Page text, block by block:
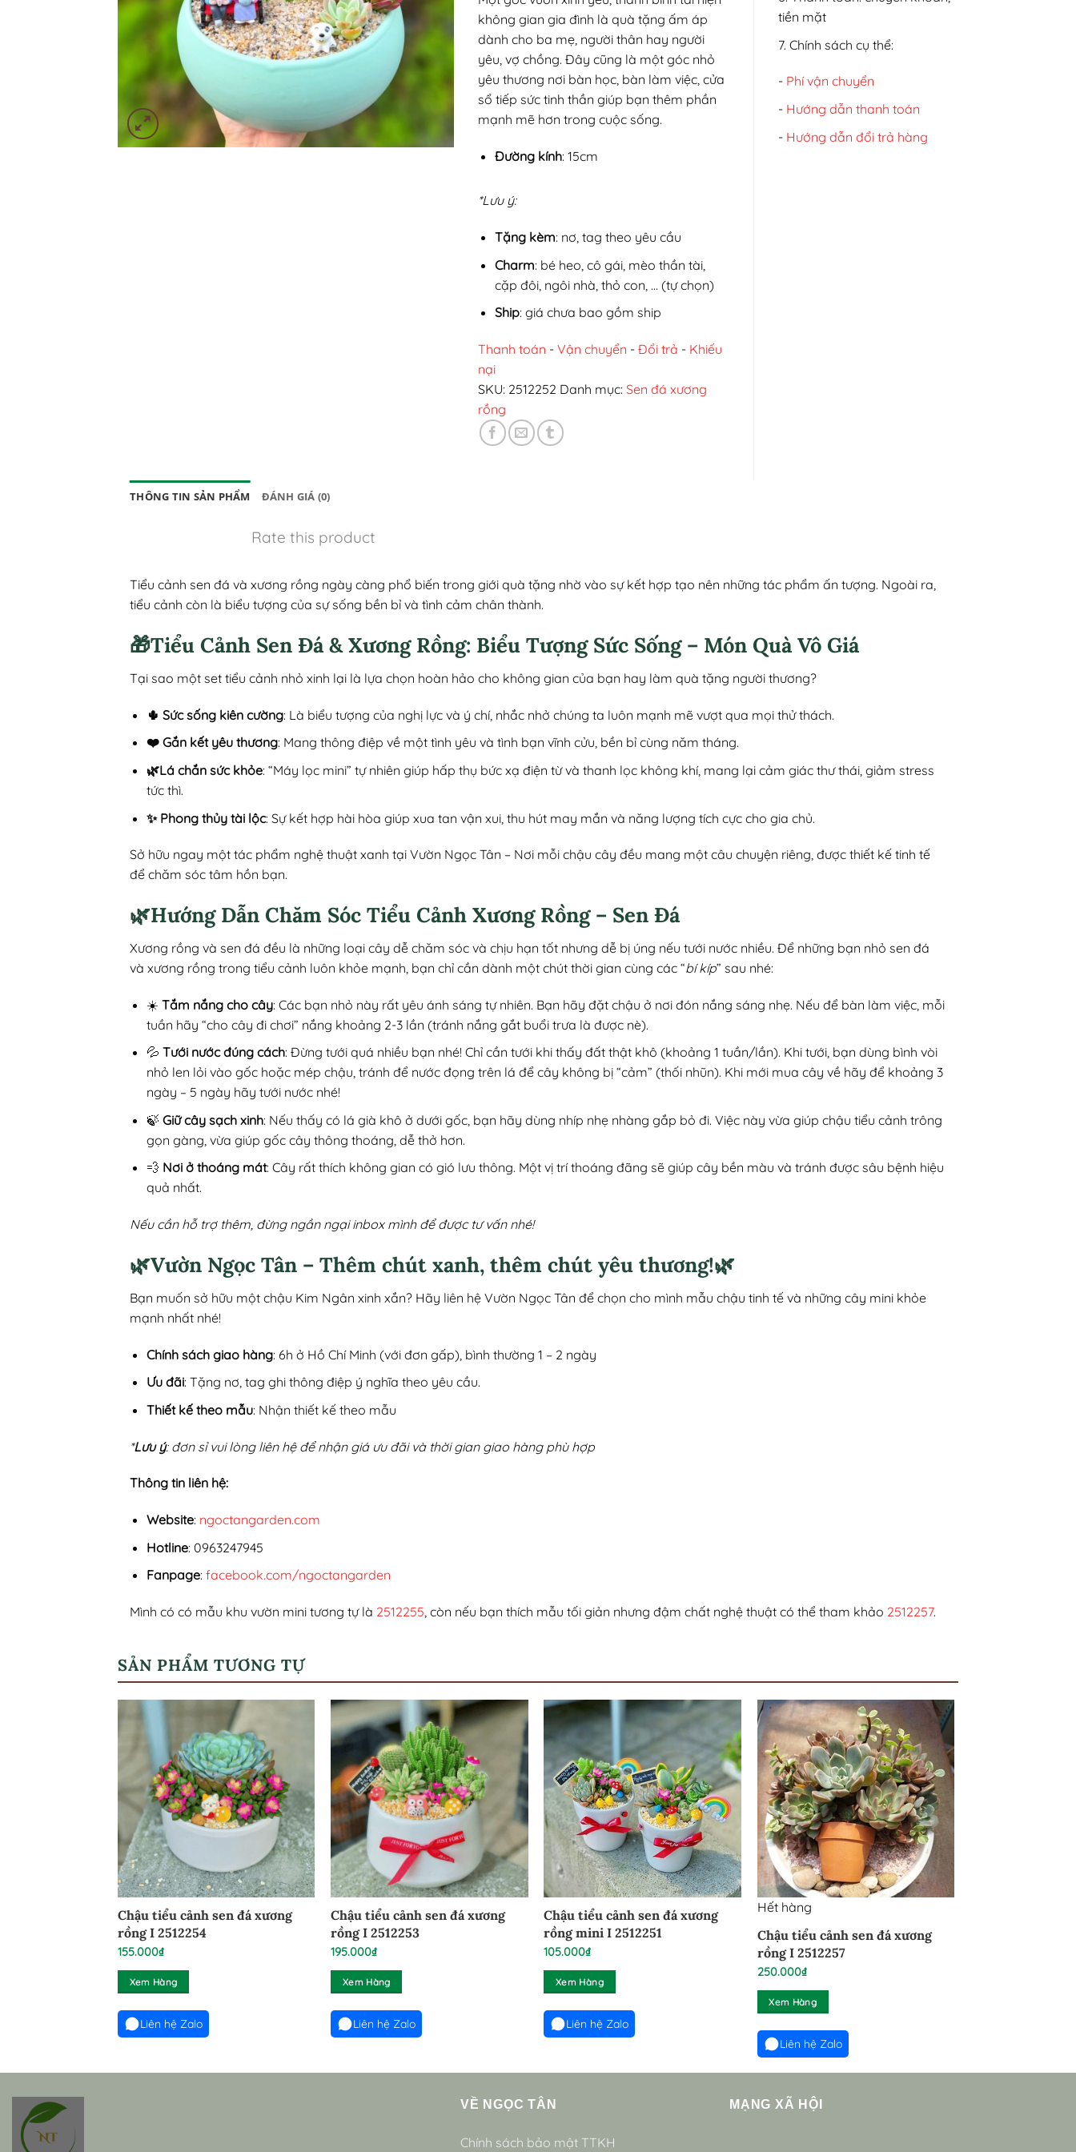
không gian gia đình là quà tặng ấm áp
dành cho ba mẹ, người thân hay người
yêu, vợ chồng. Đây cũng là một góc nhỏ
yêu thương nơi bàn học, bàn làm việc, cửa
sổ tiếp sức tinh thần giúp bạn thêm phần
mạnh mẽ hơn trong cuộc sống.
Đường kính: 15cm
*Lưu ý:
Tặng kèm: nơ, tag theo yêu cầu
Charm: bé heo, cô gái, mèo thần tài,
cặp đôi, ngôi nhà, thỏ con, … (tự chọn)
Ship: giá chưa bao gồm ship
Thanh toán - Vận chuyển - Đổi trả - Khiếu
nại
SKU: 2512252 Danh mục: Sen đá xương
rồng
tiền mặt
7. Chính sách cụ thể:
- Phí vận chuyển
- Hướng dẫn thanh toán
- Hướng dẫn đổi trả hàng
THÔNG TIN SẢN PHẨM ĐÁNH GIÁ (0)
Rate this product
Tiểu cảnh sen đá và xương rồng ngày càng phổ biến trong giới quà tặng nhờ vào sự kết hợp tạo nên những tác phẩm ấn tượng. Ngoài ra,
tiểu cảnh còn là biểu tượng của sự sống bền bỉ và tình cảm chân thành.
🎁Tiểu Cảnh Sen Đá & Xương Rồng: Biểu Tượng Sức Sống – Món Quà Vô Giá
Tại sao một set tiểu cảnh nhỏ xinh lại là lựa chọn hoàn hảo cho không gian của bạn hay làm quà tặng người thương?
🌵 Sức sống kiên cường: Là biểu tượng của nghị lực và ý chí, nhắc nhở chúng ta luôn mạnh mẽ vượt qua mọi thử thách.
❤️ Gắn kết yêu thương: Mang thông điệp về một tình yêu và tình bạn vĩnh cửu, bền bỉ cùng năm tháng.
🌿Lá chắn sức khỏe: “Máy lọc mini” tự nhiên giúp hấp thụ bức xạ điện từ và thanh lọc không khí, mang lại cảm giác thư thái, giảm stress
tức thì.
✨ Phong thủy tài lộc: Sự kết hợp hài hòa giúp xua tan vận xui, thu hút may mắn và năng lượng tích cực cho gia chủ.
Sở hữu ngay một tác phẩm nghệ thuật xanh tại Vườn Ngọc Tân – Nơi mỗi chậu cây đều mang một câu chuyện riêng, được thiết kế tinh tế
để chăm sóc tâm hồn bạn.
🌿Hướng Dẫn Chăm Sóc Tiểu Cảnh Xương Rồng – Sen Đá
Xương rồng và sen đá đều là những loại cây dễ chăm sóc và chịu hạn tốt nhưng dễ bị úng nếu tưới nước nhiều. Để những bạn nhỏ sen đá
và xương rồng trong tiểu cảnh luôn khỏe mạnh, bạn chỉ cần dành một chút thời gian cùng các “bí kíp” sau nhé:
☀️ Tắm nắng cho cây: Các bạn nhỏ này rất yêu ánh sáng tự nhiên. Bạn hãy đặt chậu ở nơi đón nắng sáng nhẹ. Nếu để bàn làm việc, mỗi
tuần hãy “cho cây đi chơi” nắng khoảng 2-3 lần (tránh nắng gắt buổi trưa là được nè).
💦 Tưới nước đúng cách: Đừng tưới quá nhiều bạn nhé! Chỉ cần tưới khi thấy đất thật khô (khoảng 1 tuần/lần). Khi tưới, bạn dùng bình vòi
nhỏ len lỏi vào gốc hoặc mép chậu, tránh để nước đọng trên lá để cây không bị “cảm” (thối nhũn). Khi mới mua cây về hãy để khoảng 3
ngày – 5 ngày hãy tưới nước nhé!
🍃 Giữ cây sạch xinh: Nếu thấy có lá già khô ở dưới gốc, bạn hãy dùng nhíp nhẹ nhàng gắp bỏ đi. Việc này vừa giúp chậu tiểu cảnh trông
gọn gàng, vừa giúp gốc cây thông thoáng, dễ thở hơn.
💨 Nơi ở thoáng mát: Cây rất thích không gian có gió lưu thông. Một vị trí thoáng đãng sẽ giúp cây bền màu và tránh được sâu bệnh hiệu
quả nhất.
Nếu cần hỗ trợ thêm, đừng ngần ngại inbox mình để được tư vấn nhé!
🌿Vườn Ngọc Tân – Thêm chút xanh, thêm chút yêu thương!🌿
Bạn muốn sở hữu một chậu Kim Ngân xinh xắn? Hãy liên hệ Vườn Ngọc Tân để chọn cho mình mẫu chậu tinh tế và những cây mini khỏe
mạnh nhất nhé!
Chính sách giao hàng: 6h ở Hồ Chí Minh (với đơn gấp), bình thường 1 – 2 ngày
Ưu đãi: Tặng nơ, tag ghi thông điệp ý nghĩa theo yêu cầu.
Thiết kế theo mẫu: Nhận thiết kế theo mẫu
*Lưu ý: đơn sỉ vui lòng liên hệ để nhận giá ưu đãi và thời gian giao hàng phù hợp
Thông tin liên hệ:
Website: ngoctangarden.com
Hotline: 0963247945
Fanpage: facebook.com/ngoctangarden
Mình có có mẫu khu vườn mini tương tự là 2512255, còn nếu bạn thích mẫu tối giản nhưng đậm chất nghệ thuật có thể tham khảo 2512257.
SẢN PHẨM TƯƠNG TỰ
Chậu tiểu cảnh sen đá xương
rồng I 2512254
155.000₫
Xem Hàng
Liên hệ Zalo
Chậu tiểu cảnh sen đá xương
rồng I 2512253
195.000₫
Xem Hàng
Liên hệ Zalo
Chậu tiểu cảnh sen đá xương
rồng mini I 2512251
105.000₫
Xem Hàng
Liên hệ Zalo
Hết hàng
Chậu tiểu cảnh sen đá xương
rồng I 2512257
250.000₫
Xem Hàng
Liên hệ Zalo
VỀ NGỌC TÂN
Chính sách bảo mật TTKH
MẠNG XÃ HỘI